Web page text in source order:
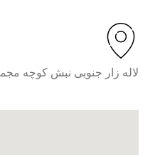
لاله زار جنوبی نبش کوچه